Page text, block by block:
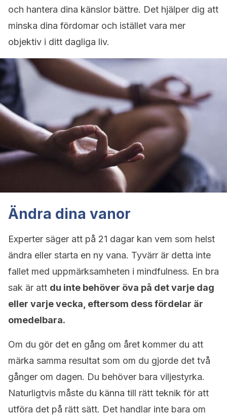
och hantera dina känslor bättre. Det hjälper dig att
minska dina fördomar och istället vara mer
objektiv i ditt dagliga liv.
Ändra dina vanor
Experter säger att på 21 dagar kan vem som helst
ändra eller starta en ny vana. Tyvärr är detta inte
fallet med uppmärksamheten i mindfulness. En bra
sak är att du inte behöver öva på det varje dag
eller varje vecka, eftersom dess fördelar är
omedelbara.
Om du gör det en gång om året kommer du att
märka samma resultat som om du gjorde det två
gånger om dagen. Du behöver bara viljestyrka.
Naturligtvis måste du känna till rätt teknik för att
utföra det på rätt sätt. Det handlar inte bara om